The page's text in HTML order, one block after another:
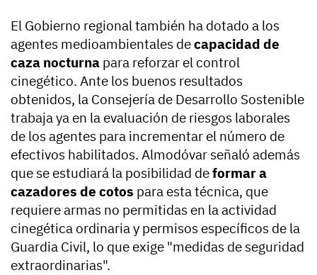
El Gobierno regional también ha dotado a los
agentes medioambientales decapacidad de
caza nocturna para reforzar el control
cinegético. Ante los buenos resultados
obtenidos, la Consejería de Desarrollo Sostenible
trabaja ya en la evaluación de riesgos laborales
de los agentes para incrementar el número de
efectivos habilitados. Almodóvar señaló además
que se estudiará la posibilidad deformar a
cazadores de cotos para esta técnica, que
requiere armas no permitidas en la actividad
cinegética ordinaria y permisos específicos de la
Guardia Civil, lo que exige "medidas de seguridad
extraordinarias".